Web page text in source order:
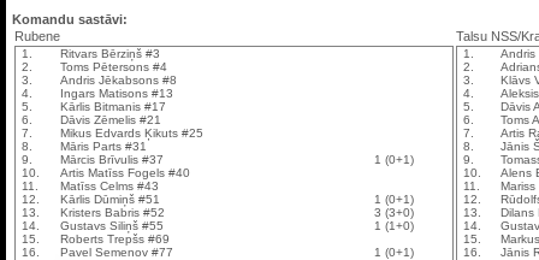
Komandu sastāvi:
Rubene
Talsu NSS/
1.
Ritvars Bērziņš #3
2.
Toms Pētersons #4
3.
Andris Jēkabsons #8
4.
Ingars Matisons #13
5.
Kārlis Bitmanis #17
6.
Dāvis Zēmelis #21
7.
Mikus Edvards Ķikuts #25
8.
Māris Parts #31
9.
Mārcis Brīvulis #37
1 (0+1)
10.
Artis Matīss Fogels #40
11.
Matīss Celms #43
12.
Kārlis Dūmiņš #51
1 (0+1)
13.
Kristers Babris #52
3 (3+0)
14.
Gustavs Siliņš #55
1 (1+0)
15.
Roberts Trepšs #69
16.
Pavel Semenov #77
1 (0+1)
1.
Andris
2.
3.
Klāvs
4.
5.
Dāvis
6.
Toms
7.
Artis
8.
Jānis
9.
10.
Alens
11.
12.
13.
Dilans
14.
15.
16.
Jānis